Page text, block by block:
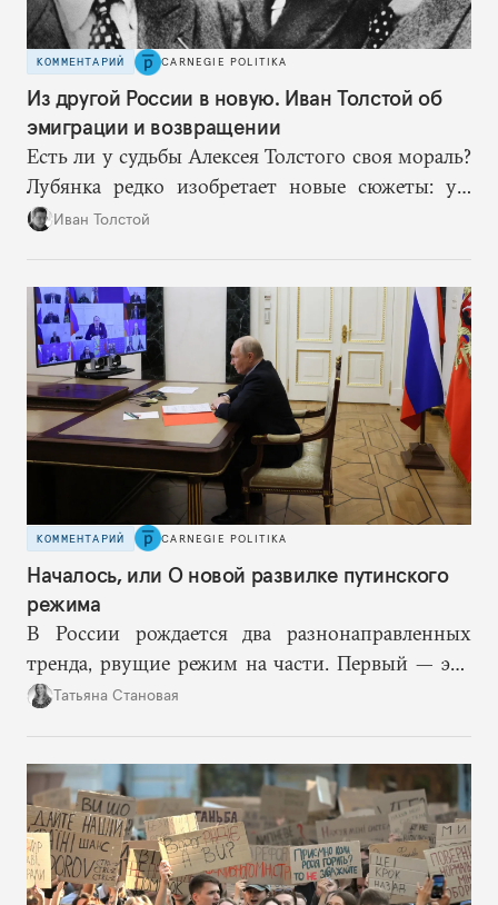
КОММЕНТАРИЙ CARNEGIE POLITIKA
Из другой России в новую. Иван Толстой об
эмиграции и возвращении
Есть ли у судьбы Алексея Толстого своя мораль?
Лубянка редко изобретает новые сюжеты: уж
больно хорошо срабатывают старые.
Иван Толстой
КОММЕНТАРИЙ CARNEGIE POLITIKA
Началось, или О новой развилке путинского
режима
В России рождается два разнонаправленных
тренда, рвущие режим на части. Первый — это
путинская логика войны, где эскалация влечет за
возможностей, на компетентность в принятии
решений и адекватное целеполагание.
Татьяна Становая